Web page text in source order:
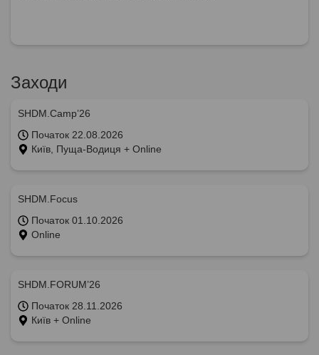
Заходи
SHDM.Camp’26
Початок 22.08.2026
Київ, Пуща-Водиця + Online
SHDM.Focus
Початок 01.10.2026
Online
SHDM.FORUM’26
Початок 28.11.2026
Київ + Online